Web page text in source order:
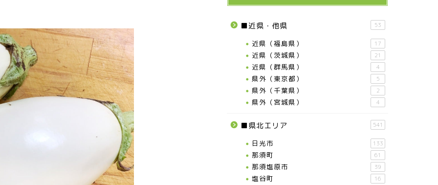
■近県・他県 53
近県（福島県） 17
近県（茨城県） 21
近県（群馬県） 4
県外（東京都） 5
県外（千葉県） 2
県外（宮城県） 4
■県北エリア 541
日光市 133
那須町 61
那須塩原市 39
塩谷町 16